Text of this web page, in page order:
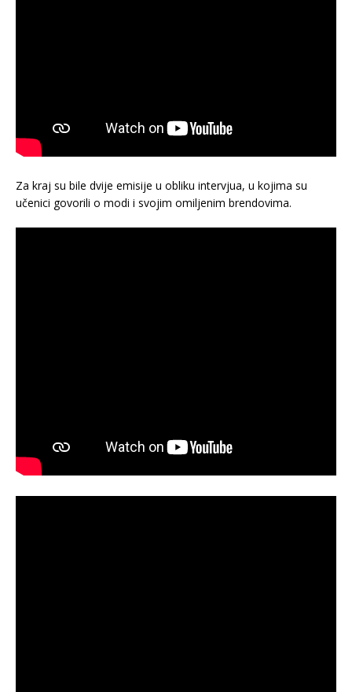
Za kraj su bile dvije emisije u obliku intervjua, u kojima su
učenici govorili o modi i svojim omiljenim brendovima.